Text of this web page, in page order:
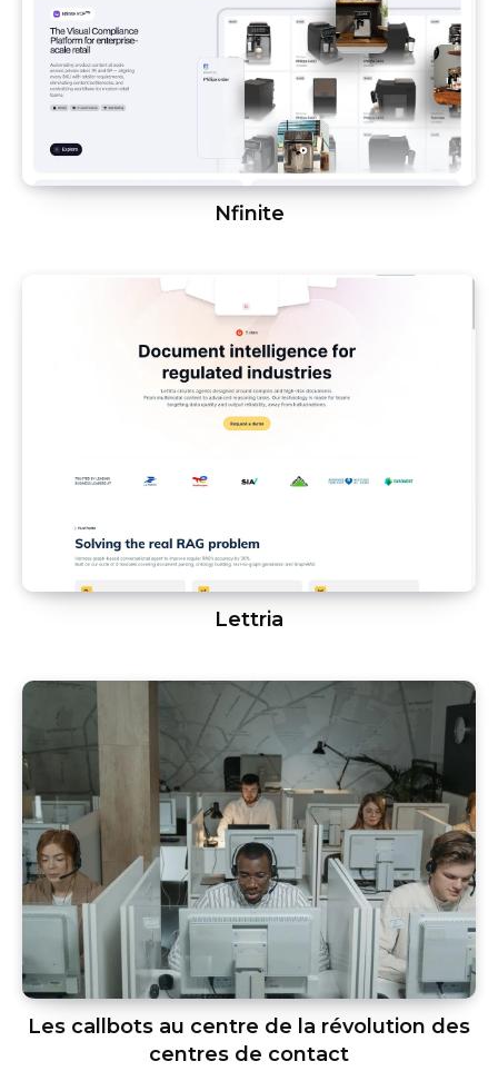
Nfinite
Lettria
Les callbots au centre de la révolution des
centres de contact